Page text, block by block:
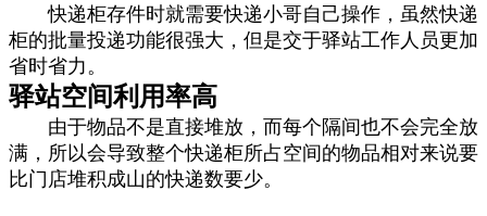
快递柜存件时就需要快递小哥自己操作，虽然快递
柜的批量投递功能很强大，但是交于驿站工作人员更加
省时省力。
驿站空间利用率高
由于物品不是直接堆放，而每个隔间也不会完全放
满，所以会导致整个快递柜所占空间的物品相对来说要
比门店堆积成山的快递数要少。